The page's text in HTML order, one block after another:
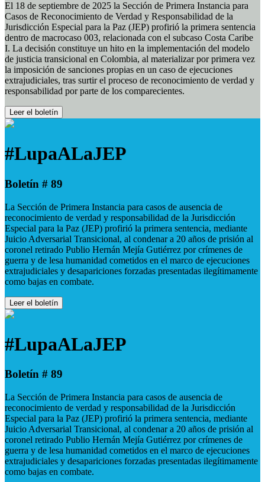
El 18 de septiembre de 2025 la Sección de Primera Instancia para
Casos de Reconocimiento de Verdad y Responsabilidad de la
Jurisdicción Especial para la Paz (JEP) profirió la primera sentencia
dentro de macrocaso 003, relacionada con el subcaso Costa Caribe
I. La decisión constituye un hito en la implementación del modelo
de justicia transicional en Colombia, al materializar por primera vez
la imposición de sanciones propias en un caso de ejecuciones
extrajudiciales, tras surtir el proceso de reconocimiento de verdad y
responsabilidad por parte de los comparecientes.
Leer el boletín
#LupaALaJEP
Boletín # 89
La Sección de Primera Instancia para casos de ausencia de
reconocimiento de verdad y responsabilidad de la Jurisdicción
Especial para la Paz (JEP) profirió la primera sentencia, mediante
Juicio Adversarial Transicional, al condenar a 20 años de prisión al
coronel retirado Publio Hernán Mejía Gutiérrez por crímenes de
guerra y de lesa humanidad cometidos en el marco de ejecuciones
extrajudiciales y desapariciones forzadas presentadas ilegítimamente
como bajas en combate.
Leer el boletín
#LupaALaJEP
Boletín # 89
La Sección de Primera Instancia para casos de ausencia de
reconocimiento de verdad y responsabilidad de la Jurisdicción
Especial para la Paz (JEP) profirió la primera sentencia, mediante
Juicio Adversarial Transicional, al condenar a 20 años de prisión al
coronel retirado Publio Hernán Mejía Gutiérrez por crímenes de
guerra y de lesa humanidad cometidos en el marco de ejecuciones
extrajudiciales y desapariciones forzadas presentadas ilegítimamente
como bajas en combate.